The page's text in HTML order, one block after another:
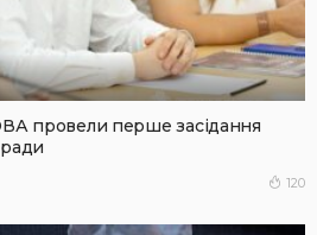
провели перше засідання
120